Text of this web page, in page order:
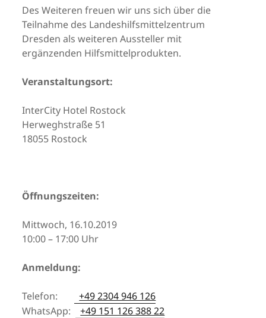
Des Weiteren freuen wir uns sich über die
Teilnahme des Landeshilfsmittelzentrum
Dresden als weiteren Aussteller mit
ergänzenden Hilfsmittelprodukten.
Ver­an­stal­tungs­ort:
InterCity Hotel Rostock
Herweghstraße 51
18055 Rostock
Öff­nungs­zei­ten:
Mittwoch, 16.10.2019
10:00 – 17:00 Uhr
An­mel­dung:
Telefon:
+49 2304 946 126
WhatsApp:
+49 151 126 388 22